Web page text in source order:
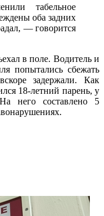
табельное
оба задних
— говорится
в поле. Водитель и
попытались сбежать
задержали. Как
18-летний парень, у
него составлено 5